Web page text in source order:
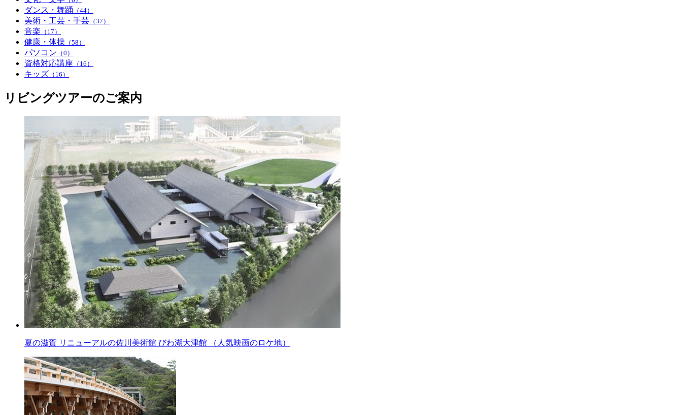
ダンス・舞踊 （44）
美術・工芸・手芸 （37）
音楽 （17）
健康・体操 （58）
パソコン （0）
資格対応講座 （16）
キッズ （16）
リビングツアーのご案内
夏の滋賀 リニューアルの佐川美術館 びわ湖大津館 （人気映画のロケ地）